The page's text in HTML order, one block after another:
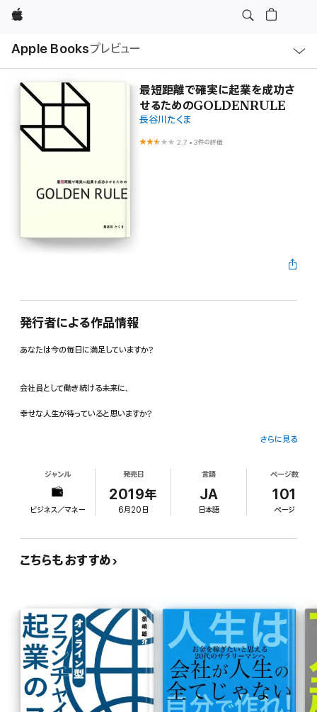
Apple
Apple Booksプレビュー
ル
最短距離で確実に起業を成功さ
せるためのGOLDENRULE
長谷川たくま
2.7 •3件の評価
発行者による作品情報
あなたは今の毎日に満足していますか?
会社員として働き続ける未来に、
幸せな人生が待っていると思いますか?
モヤモヤとした思いや漠然とした不安を感じているとしたら、
「今の毎日を変えるためにはどうすればいいんだろう?」
「起業する」という働き方でした。
僕自身そうだったように、
サラリーマン家庭に生まれ、
会社勤めすることが当たり前の家庭環境に育つ人の多くは
さらに見る
ジャンル
ビジネス／マネー
発売日
2019年
6月20日
言語
JA
日本語
ページ数
101
ページ
こちらもおすすめ